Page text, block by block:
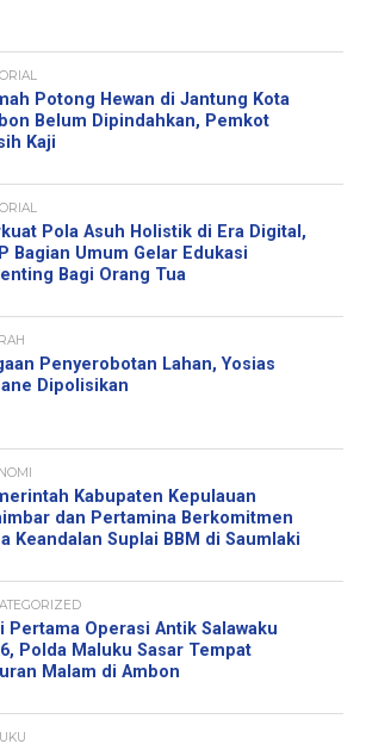
Potong Hewan di Jantung Kota
Belum Dipindahkan, Pemkot
Kaji
Pola Asuh Holistik di Era Digital,
Bagian Umum Gelar Edukasi
Bagi Orang Tua
Penyerobotan Lahan, Yosias
Dipolisikan
Kabupaten Kepulauan
dan Pertamina Berkomitmen
Keandalan Suplai BBM di Saumlaki
Pertama Operasi Antik Salawaku
Polda Maluku Sasar Tempat
Malam di Ambon